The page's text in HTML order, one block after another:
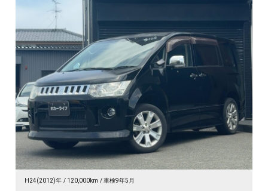
H24(2012)年 120,000km 車検9年5月